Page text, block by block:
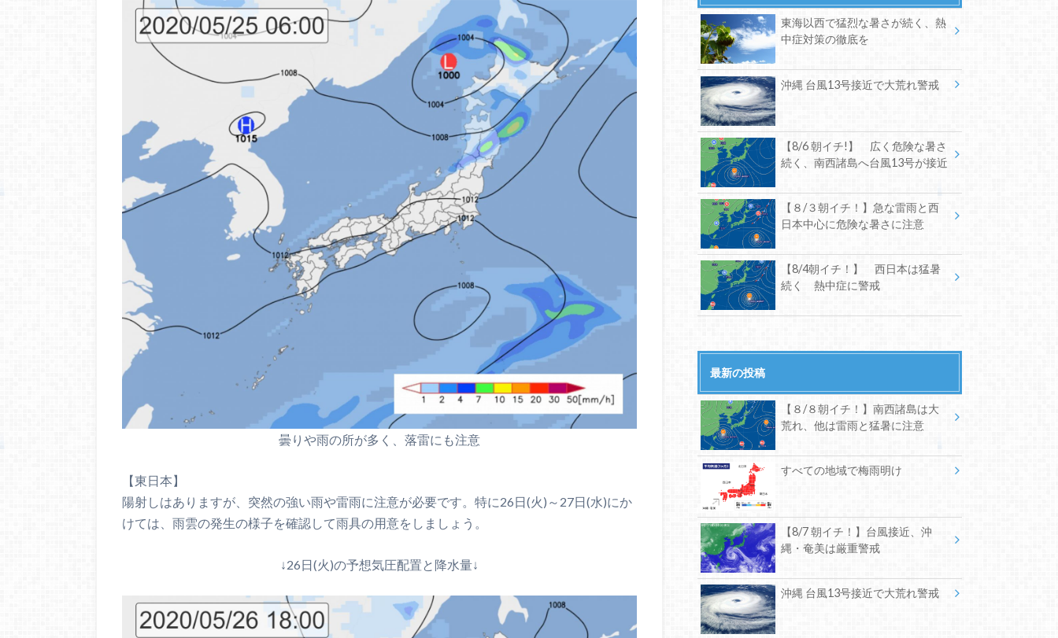
曇りや雨の所が多く、落雷にも注意
【東日本】
陽射しはありますが、突然の強い雨や雷雨に注意が必要です。特に26日(火)～27日(水)にか
けては、雨雲の発生の様子を確認して雨具の用意をしましょう。
↓26日(火)の予想気圧配置と降水量↓
東海以西で猛烈な暑さが続く、熱
中症対策の徹底を
沖縄 台風13号接近で大荒れ警戒
【8/6 朝イチ!】 広く危険な暑さ
続く、南西諸島へ台風13号が接近
【８/３朝イチ！】急な雷雨と西
日本中心に危険な暑さに注意
【8/4朝イチ！】 西日本は猛暑
続く 熱中症に警戒
最新の投稿
【８/８朝イチ！】南西諸島は大
荒れ、他は雷雨と猛暑に注意
すべての地域で梅雨明け
【8/7 朝イチ！】台風接近、沖
縄・奄美は厳重警戒
沖縄 台風13号接近で大荒れ警戒